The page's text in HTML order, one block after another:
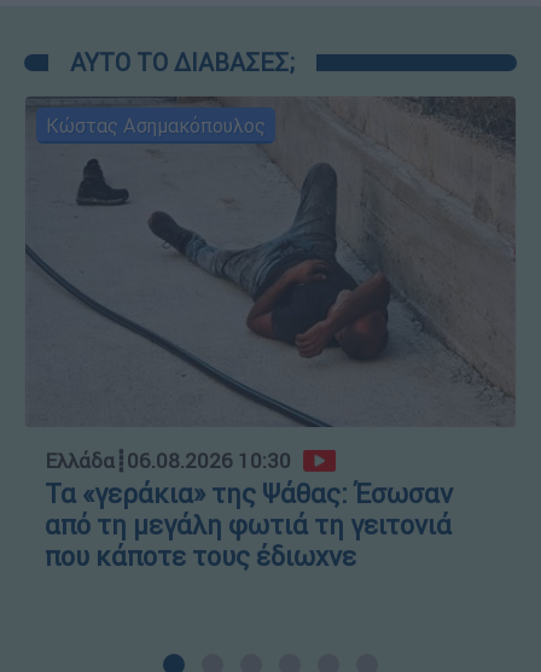
ΑΥΤΟ ΤΟ ΔΙΑΒΑΣΕΣ;
Κώστας Ασημακόπουλος
Ελλάδα┋06.08.2026 10:30
Τα «γεράκια» της Ψάθας: Έσωσαν
από τη μεγάλη φωτιά τη γειτονιά
που κάποτε τους έδιωχνε